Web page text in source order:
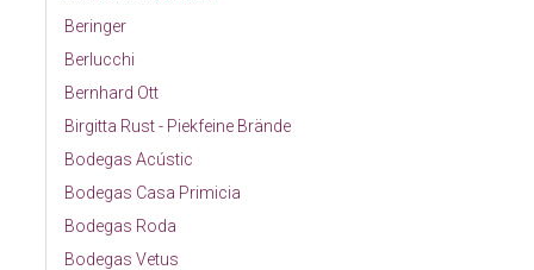
Beringer
Berlucchi
Bernhard Ott
Birgitta Rust - Piekfeine Brände
Bodegas Acústic
Bodegas Casa Primicia
Bodegas Roda
Bodegas Vetus